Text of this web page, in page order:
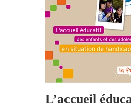
L’accueil